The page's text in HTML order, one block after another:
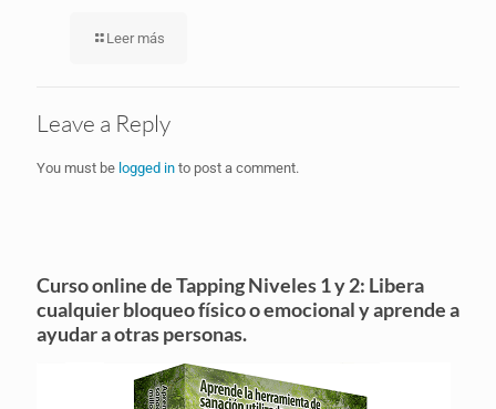
Leer más
Leave a Reply
You must be logged in to post a comment.
Curso online de Tapping Niveles 1 y 2: Libera
cualquier bloqueo físico o emocional y aprende a
ayudar a otras personas.